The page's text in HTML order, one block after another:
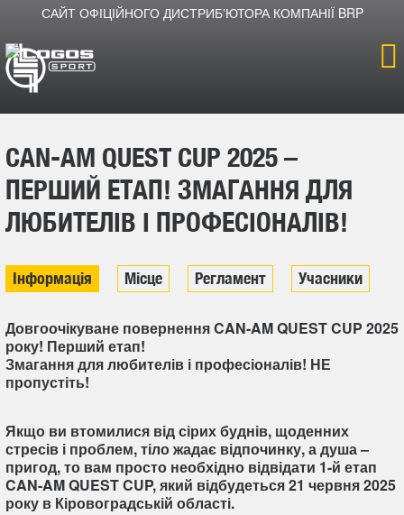
САЙТ ОФІЦІЙНОГО ДИСТРИБʼЮТОРА КОМПАНІЇ BRP
Продукція
Новини
Про компанію
Дилери
CAN-AM QUEST CUP 2025 –
ПЕРШИЙ ЕТАП! ЗМАГАННЯ ДЛЯ
ЛЮБИТЕЛІВ І ПРОФЕСІОНАЛІВ!
Інформація Місце Регламент Учасники
Довгоочікуване повернення CAN-AM QUEST CUP 2025
року! Перший етап!
Змагання для любителів і професіоналів! НЕ
пропустіть!
Якщо ви втомилися від сірих буднів, щоденних
стресів і проблем, тіло жадає відпочинку, а душа –
пригод, то вам просто необхідно відвідати 1-й етап
CAN-AM QUEST CUP, який відбудеться 21 червня 2025
року в Кіровоградській області.